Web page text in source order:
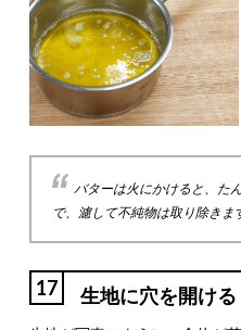
バターは火にかけると、た
で、濾して不純物は取り除きま
17 生地に穴を開ける